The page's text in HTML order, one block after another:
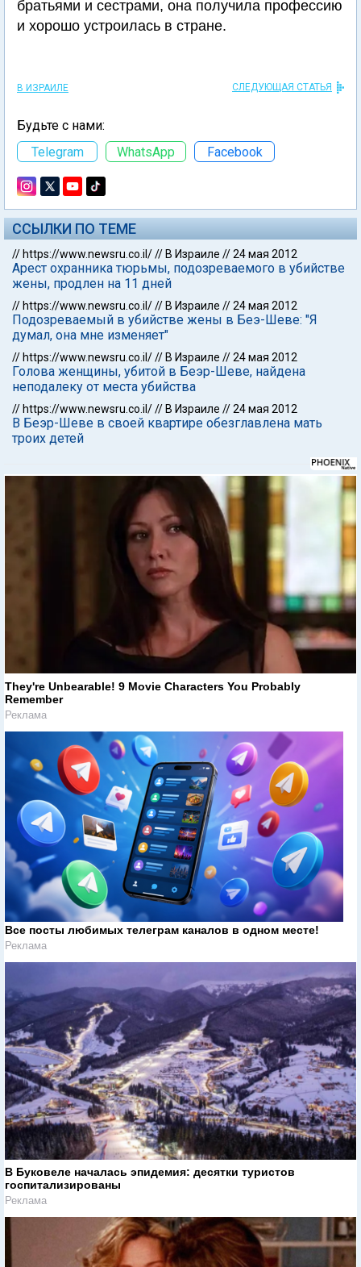
братьями и сестрами, она получила профессию
и хорошо устроилась в стране.
В ИЗРАИЛЕ СЛЕДУЮЩАЯ СТАТЬЯ
Будьте с нами:
Telegram
WhatsApp Facebook
ССЫЛКИ ПО ТЕМЕ
// https://www.newsru.co.il/// В Израиле //24 мая 2012
Арест охранника тюрьмы, подозреваемого в убийстве
жены, продлен на 11 дней
// https://www.newsru.co.il/// В Израиле //24 мая 2012
Подозреваемый в убийстве жены в Беэ-Шеве: "Я
думал, она мне изменяет"
// https://www.newsru.co.il/// В Израиле //24 мая 2012
Голова женщины, убитой в Беэр-Шеве, найдена
неподалеку от места убийства
// https://www.newsru.co.il/// В Израиле //24 мая 2012
В Беэр-Шеве в своей квартире обезглавлена мать
троих детей
They're Unbearable! 9 Movie Characters You Probably
Remember
Реклама
Все посты любимых телеграм каналов в одном месте!
Реклама
В Буковеле началась эпидемия: десятки туристов
госпитализированы
Реклама